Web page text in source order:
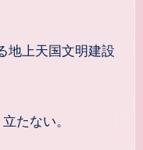
地上天国文明建設
たない。